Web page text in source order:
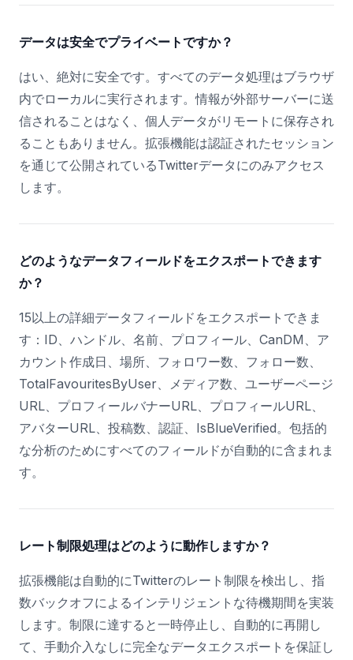
データは安全でプライベートですか？
はい、絶対に安全です。すべてのデータ処理はブラウザ
内でローカルに実行されます。情報が外部サーバーに送
信されることはなく、個人データがリモートに保存され
ることもありません。拡張機能は認証されたセッション
を通じて公開されているTwitterデータにのみアクセス
します。
どのようなデータフィールドをエクスポートできます
か？
15以上の詳細データフィールドをエクスポートできま
す：ID、ハンドル、名前、プロフィール、CanDM、ア
カウント作成日、場所、フォロワー数、フォロー数、
TotalFavouritesByUser、メディア数、ユーザーページ
URL、プロフィールバナーURL、プロフィールURL、
アバターURL、投稿数、認証、IsBlueVerified。包括的
な分析のためにすべてのフィールドが自動的に含まれま
す。
レート制限処理はどのように動作しますか？
拡張機能は自動的にTwitterのレート制限を検出し、指
数バックオフによるインテリジェントな待機期間を実装
します。制限に達すると一時停止し、自動的に再開し
て、手動介入なしに完全なデータエクスポートを保証し